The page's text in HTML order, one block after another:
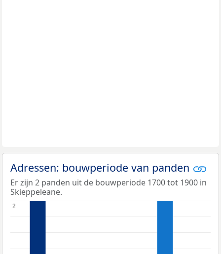
Adressen: bouwperiode van panden
Er zijn 2 panden uit de bouwperiode 1700 tot 1900 in
Skieppeleane.
2
2